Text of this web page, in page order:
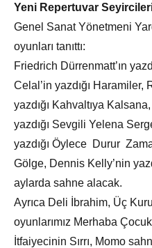
Yeni Repertuvar
Genel Sanat Yönetmeni
oyunları tanıttı:
Friedrich Dürrenmatt’ın
Celal’in yazdığı Haramiler,
yazdığı Kahvaltıya
yazdığı Sevgili Yelena
yazdığı Öylece Durur
Gölge, Dennis Kelly’nin
aylarda sahne alacak.
Ayrıca Deli İbrahim, Üç
oyunlarımız Merhaba
İtfaiyecinin Sırrı, Momo